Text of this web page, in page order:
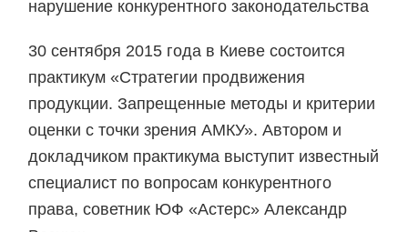
нарушение конкурентного законодательства
30 сентября 2015 года в Киеве состоится
практикум «Стратегии продвижения
продукции. Запрещенные методы и критерии
оценки с точки зрения АМКУ». Автором и
докладчиком практикума выступит известный
специалист по вопросам конкурентного
права, советник ЮФ «Астерс» Александр